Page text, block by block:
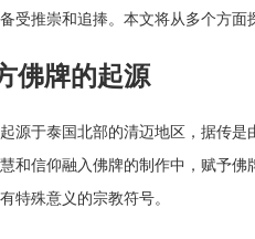
受推崇和追捧。本文将从多个方面
佛牌的起源
起源于泰国北部的清迈地区，据传
和信仰融入佛牌的制作中，赋予
特殊意义的宗教符号。